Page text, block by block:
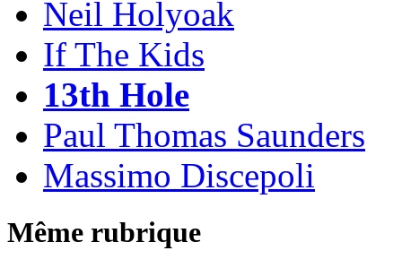
Neil Holyoak
If The Kids
13th Hole
Paul Thomas Saunders
Massimo Discepoli
Même rubrique